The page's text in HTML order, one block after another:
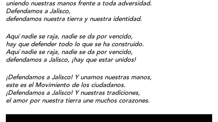
uniendo nuestras manos frente a toda adversidad.
Defendamos a Jalisco,
defendamos nuestra tierra y nuestra identidad.
Aquí nadie se raja, nadie se da por vencido,
hay que defender todo lo que se ha construido.
Aquí nadie se raja, nadie se da por vencido,
defendamos a Jalisco, ¡hay que estar unidos!
¡Defendamos a Jalisco! Y unamos nuestras manos,
este es el Movimiento de los ciudadanos.
¡Defendamos a Jalisco! Y nuestras tradiciones,
el amor por nuestra tierra une muchos corazones.